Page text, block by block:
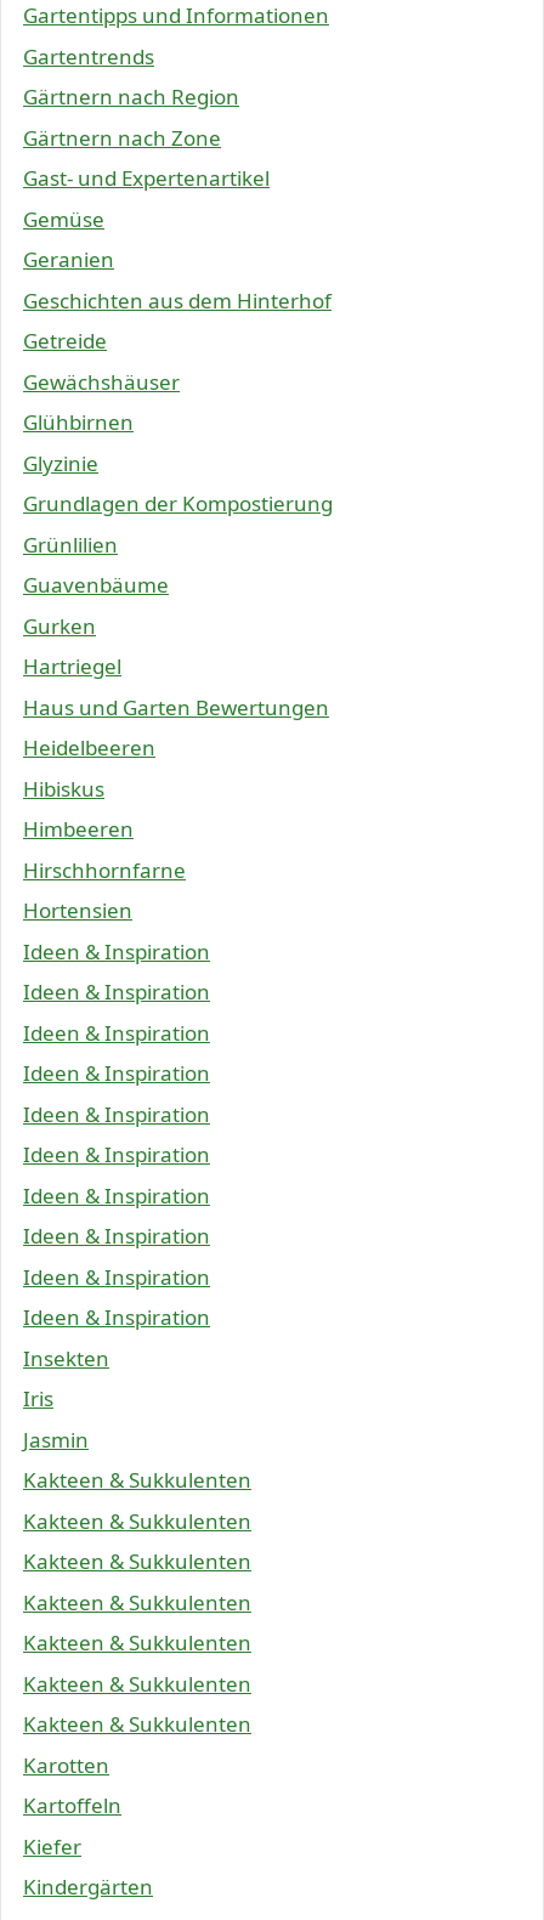
Gartentipps und Informationen
Gartentrends
Gärtnern nach Region
Gärtnern nach Zone
Gast- und Expertenartikel
Gemüse
Geranien
Geschichten aus dem Hinterhof
Getreide
Gewächshäuser
Glühbirnen
Glyzinie
Grundlagen der Kompostierung
Grünlilien
Guavenbäume
Gurken
Hartriegel
Haus und Garten Bewertungen
Heidelbeeren
Hibiskus
Himbeeren
Hirschhornfarne
Hortensien
Ideen & Inspiration
Ideen & Inspiration
Ideen & Inspiration
Ideen & Inspiration
Ideen & Inspiration
Ideen & Inspiration
Ideen & Inspiration
Ideen & Inspiration
Ideen & Inspiration
Ideen & Inspiration
Insekten
Iris
Jasmin
Kakteen & Sukkulenten
Kakteen & Sukkulenten
Kakteen & Sukkulenten
Kakteen & Sukkulenten
Kakteen & Sukkulenten
Kakteen & Sukkulenten
Kakteen & Sukkulenten
Karotten
Kartoffeln
Kiefer
Kindergärten